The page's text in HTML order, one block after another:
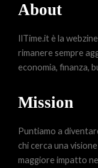
About
IlTime.it è la
rimanere sempre
economia, finanza,
Mission
Puntiamo a
chi cerca una
maggiore impatto